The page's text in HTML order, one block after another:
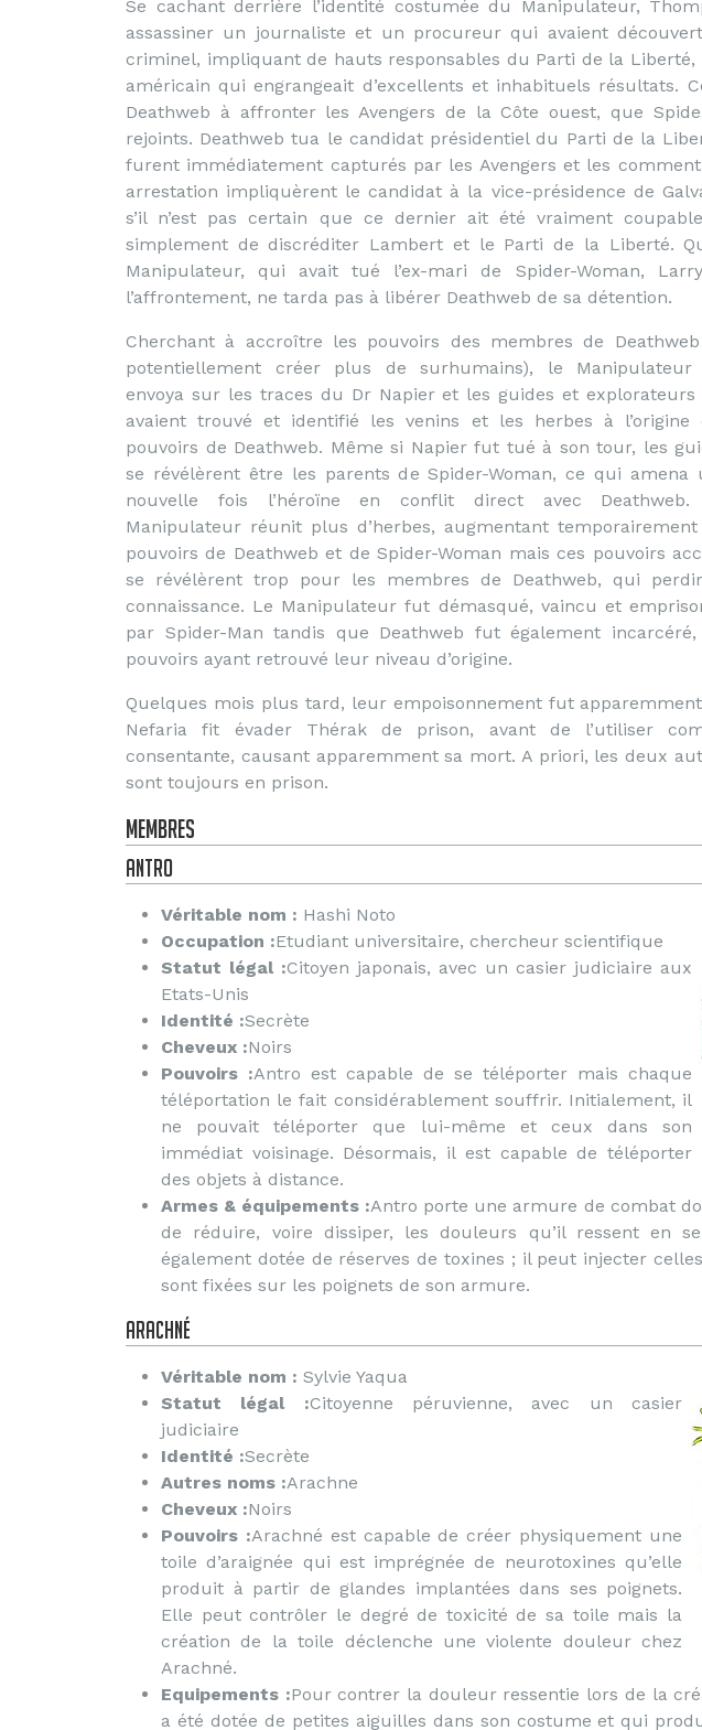
Se cachant derrière l’identité costumée du Manipulateur,
assassiner un journaliste et un procureur qui avaient
criminel, impliquant de hauts responsables du Parti de la
américain qui engrangeait d’excellents et inhabituels résultats.
Deathweb à affronter les Avengers de la Côte ouest, que
rejoints. Deathweb tua le candidat présidentiel du Parti de la
furent immédiatement capturés par les Avengers et les
arrestation impliquèrent le candidat à la vice-présidence de
s’il n’est pas certain que ce dernier ait été vraiment
simplement de discréditer Lambert et le Parti de la Liberté.
Manipulateur, qui avait tué l’ex-mari de Spider-Woman,
l’affrontement, ne tarda pas à libérer Deathweb de sa détention.
Cherchant à accroître les pouvoirs des membres de
potentiellement créer plus de surhumains), le Manipulateur
envoya sur les traces du Dr Napier et les guides et explorateurs
avaient trouvé et identifié les venins et les herbes à l’origine
pouvoirs de Deathweb. Même si Napier fut tué à son tour, les
se révélèrent être les parents de Spider-Woman, ce qui amena
nouvelle fois l’héroïne en conflit direct avec Deathweb.
Manipulateur réunit plus d’herbes, augmentant temporairement
pouvoirs de Deathweb et de Spider-Woman mais ces pouvoirs
se révélèrent trop pour les membres de Deathweb, qui
connaissance. Le Manipulateur fut démasqué, vaincu et
par Spider-Man tandis que Deathweb fut également incarcéré,
pouvoirs ayant retrouvé leur niveau d’origine.
Quelques mois plus tard, leur empoisonnement fut
Nefaria fit évader Thérak de prison, avant de l’utiliser
consentante, causant apparemment sa mort. A priori, les deux
sont toujours en prison.
Membres
Antro
Véritable nom : Hashi Noto
Occupation :Etudiant universitaire, chercheur scientifique
Statut légal :Citoyen japonais, avec un casier judiciaire aux
Etats-Unis
Identité :Secrète
Cheveux :Noirs
Pouvoirs :Antro est capable de se téléporter mais chaque
téléportation le fait considérablement souffrir. Initialement, il
ne pouvait téléporter que lui-même et ceux dans son
immédiat voisinage. Désormais, il est capable de téléporter
des objets à distance.
Armes & équipements :Antro porte une armure de combat
de réduire, voire dissiper, les douleurs qu’il ressent en
également dotée de réserves de toxines ; il peut injecter
sont fixées sur les poignets de son armure.
Arachné
Véritable nom : Sylvie Yaqua
Statut légal :Citoyenne péruvienne, avec un casier
judiciaire
Identité :Secrète
Autres noms :Arachne
Cheveux :Noirs
Pouvoirs :Arachné est capable de créer physiquement une
toile d’araignée qui est imprégnée de neurotoxines qu’elle
produit à partir de glandes implantées dans ses poignets.
Elle peut contrôler le degré de toxicité de sa toile mais la
création de la toile déclenche une violente douleur chez
Arachné.
Equipements :Pour contrer la douleur ressentie lors de la
a été dotée de petites aiguilles dans son costume et qui